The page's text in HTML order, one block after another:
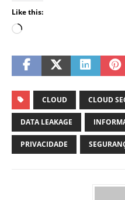
Like this:
CLOUD CLOUD
DATA LEAKAGE
PRIVACIDADE